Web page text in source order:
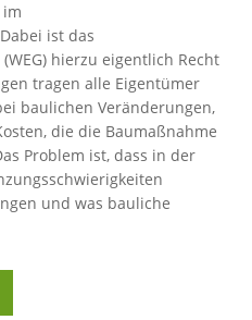
ist das
hierzu eigentlich Recht
tragen alle Eigentümer
baulichen Veränderungen,
die die Baumaßnahme
Problem ist, dass in der
und was bauliche